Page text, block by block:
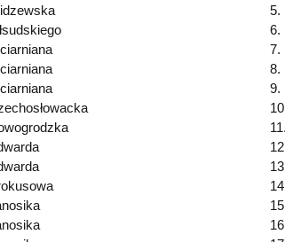
5.
6.
7.
8.
9.
11.